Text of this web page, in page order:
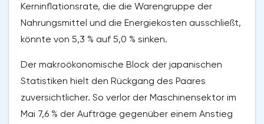
Kerninflationsrate, die die Warengruppe der
Nahrungsmittel und die Energiekosten ausschließt,
könnte von 5,3 % auf 5,0 % sinken.
Der makroökonomische Block der japanischen
Statistiken hielt den Rückgang des Paares
zuversichtlicher. So verlor der Maschinensektor im
Mai 7,6 % der Aufträge gegenüber einem Anstieg